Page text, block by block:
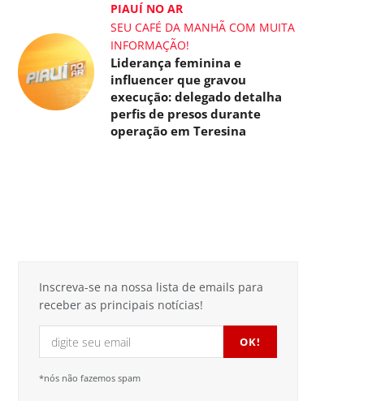
PIAUÍ NO AR
SEU CAFÉ DA MANHÃ COM MUITA
INFORMAÇÃO!
Liderança feminina e
influencer que gravou
execução: delegado detalha
perfis de presos durante
operação em Teresina
Inscreva-se na nossa lista de emails para
receber as principais notícias!
*nós não fazemos spam